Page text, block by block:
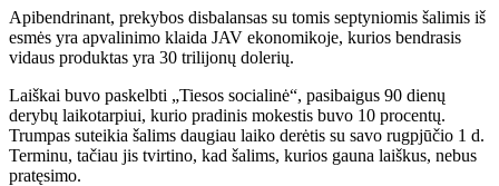
Apibendrinant, prekybos disbalansas su tomis septyniomis šalimis iš
esmės yra apvalinimo klaida JAV ekonomikoje, kurios bendrasis
vidaus produktas yra 30 trilijonų dolerių.
Laiškai buvo paskelbti „Tiesos socialinė“, pasibaigus 90 dienų
derybų laikotarpiui, kurio pradinis mokestis buvo 10 procentų.
Trumpas suteikia šalims daugiau laiko derėtis su savo rugpjūčio 1 d.
Terminu, tačiau jis tvirtino, kad šalims, kurios gauna laiškus, nebus
pratęsimo.